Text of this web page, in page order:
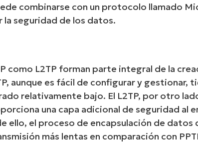
combinarse con un protocolo llamado
la seguridad de los datos.
como L2TP forman parte integral de la
aunque es fácil de configurar y gestionar,
relativamente bajo. El L2TP, por otro
una capa adicional de seguridad al
ello, el proceso de encapsulación de datos
más lentas en comparación con